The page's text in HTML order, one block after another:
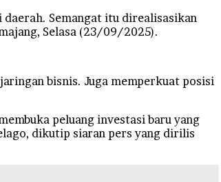
Semangat itu direalisasikan
Selasa (23/09/2025).
bisnis. Juga memperkuat posisi
peluang investasi baru yang
dikutip siaran pers yang dirilis